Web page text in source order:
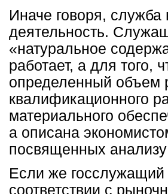
Иначе говоря, служба
деятельность.
«натуральное
работает, а для того,
определенный объем
квалификационного
материального
а описана
посвященных
Если же госслужащий
соответствии с